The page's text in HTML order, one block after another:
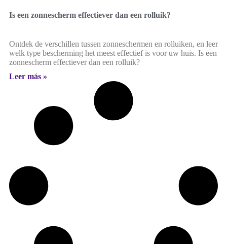
Is een zonnescherm effectiever dan een rolluik?
Ontdek de verschillen tussen zonneschermen en rolluiken, en leer
welk type bescherming het meest effectief is voor uw huis. Is een
zonnescherm effectiever dan een rolluik?
Leer más »